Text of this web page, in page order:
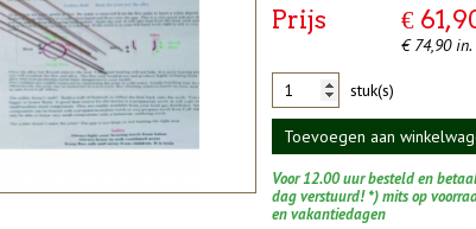
Prijs €
€ 74,90
stuk(s)
Toevoegen aan
Voor 12.00 uur besteld en
dag verstuurd! *) mits op
en vakantiedagen